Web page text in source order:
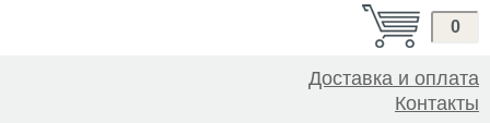
0
Доставка и оплата
Контакты